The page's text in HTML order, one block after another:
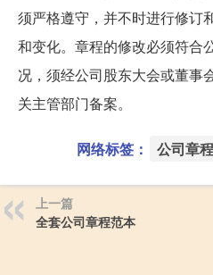
须严格遵守，并不时进行修订
和变化。章程的修改必须符合
况，须经公司股东大会或董事
关主管部门备案。
网络标签： 公司章程
上一篇
全套公司章程范本